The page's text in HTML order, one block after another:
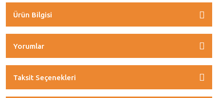
Ürün Bilgisi
Yorumlar
Taksit Seçenekleri